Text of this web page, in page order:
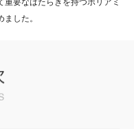
要なはたらきを持つポリアミ
した。